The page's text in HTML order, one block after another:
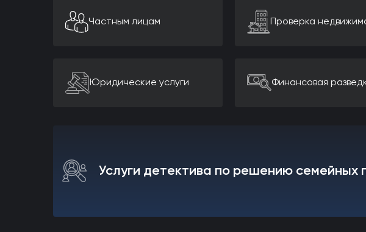
Частным лицам Проверка
Юридические услуги Финансовая
Услуги детектива по решению семейных